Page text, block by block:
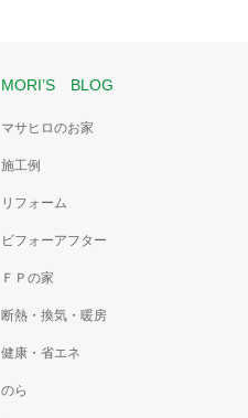
MORI’S BLOG
マサヒロのお家
施工例
リフォーム
ビフォーアフター
ＦＰの家
断熱・換気・暖房
健康・省エネ
のら